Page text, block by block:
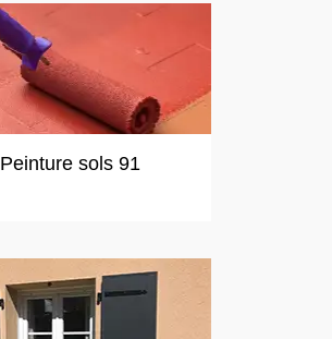
Peinture sols 91